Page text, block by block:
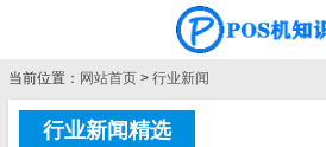
当前位置： 网站首页 > 行业新闻
行业新闻精选